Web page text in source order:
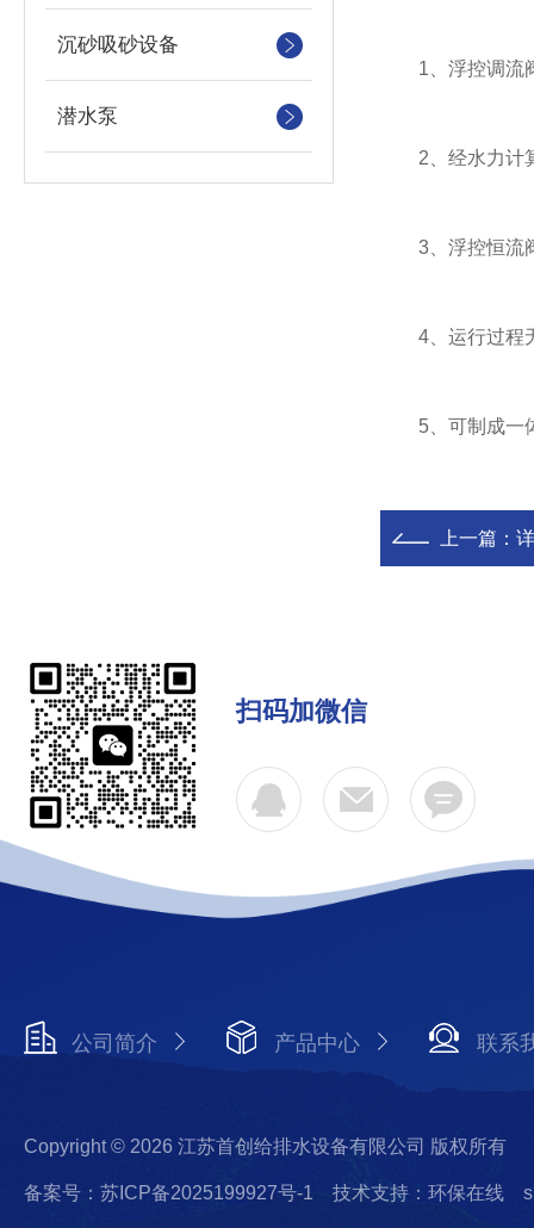
沉砂吸砂设备
潜水泵
1、浮控调流阀
2、经水力计算
3、浮控恒流阀
4、运行过程无
5、可制成一
上一篇：
扫码加微信
公司简介 产品中心 联系
Copyright © 2026 江苏首创给排水设备有限公司 版权所有
备案号：苏ICP备2025199927号-1 技术支持：环保在线